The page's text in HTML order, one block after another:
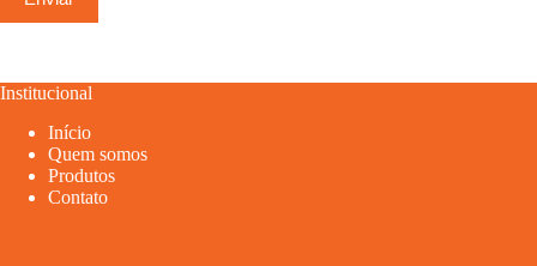
Institucional
Início
Quem somos
Produtos
Contato